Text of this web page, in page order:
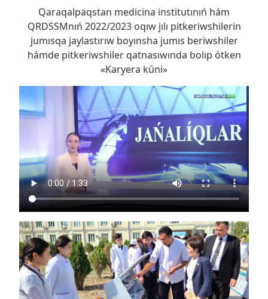
Qaraqalpaqstan medicina institutınıń hám
QRDSSMnıń 2022/2023 oqıw jılı pitkeriwshilerin
jumısqa jaylastırıw boyınsha jumıs beriwshiler
hámde pitkeriwshiler qatnasıwında bolıp ótken
«Karyera kúni»